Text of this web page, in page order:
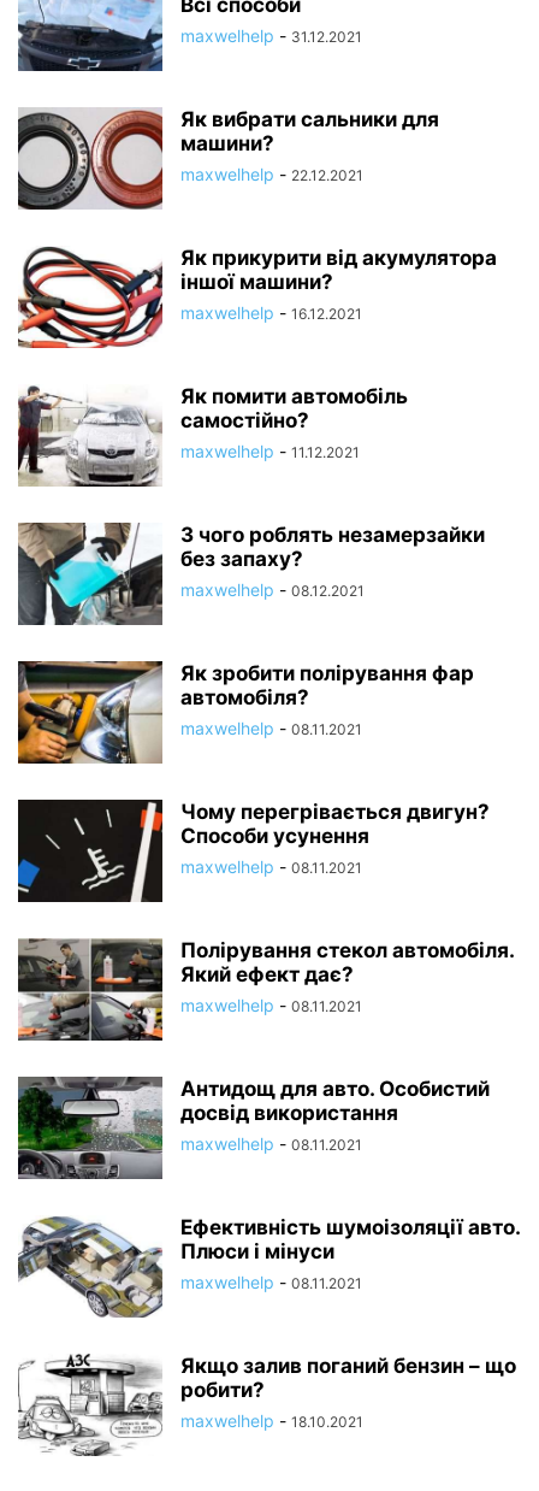
Всі способи
maxwelhelp - 31.12.2021
Як вибрати сальники для
машини?
maxwelhelp - 22.12.2021
Як прикурити від акумулятора
іншої машини?
maxwelhelp - 16.12.2021
Як помити автомобіль
самостійно?
maxwelhelp - 11.12.2021
З чого роблять незамерзайки
без запаху?
maxwelhelp - 08.12.2021
Як зробити полірування фар
автомобіля?
maxwelhelp - 08.11.2021
Чому перегрівається двигун?
Способи усунення
maxwelhelp - 08.11.2021
Полірування стекол автомобіля.
Який ефект дає?
maxwelhelp - 08.11.2021
Антидощ для авто. Особистий
досвід використання
maxwelhelp - 08.11.2021
Ефективність шумоізоляції авто.
Плюси і мінуси
maxwelhelp - 08.11.2021
Якщо залив поганий бензин – що
робити?
maxwelhelp - 18.10.2021